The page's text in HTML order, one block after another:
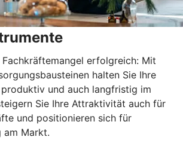
Fachkräftemangel erfolgreich: Mit
halten Sie Ihre
und auch langfristig im
Sie Ihre Attraktivität auch für
und positionieren sich für
am Markt.